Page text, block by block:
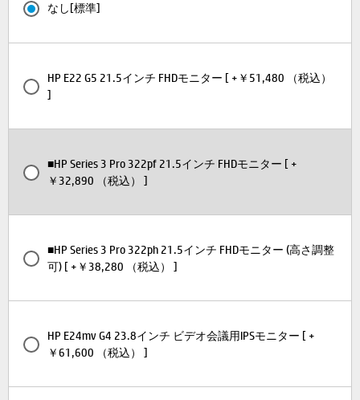
なし[標準]
HP E22 G5 21.5インチ FHDモニター [ +￥51,480 （税込）
]
■HP Series 3 Pro 322pf 21.5インチ FHDモニター [ +
￥32,890 （税込） ]
■HP Series 3 Pro 322ph 21.5インチ FHDモニター (高さ調整
可) [ +￥38,280 （税込） ]
HP E24mv G4 23.8インチ ビデオ会議用IPSモニター [ +
￥61,600 （税込） ]